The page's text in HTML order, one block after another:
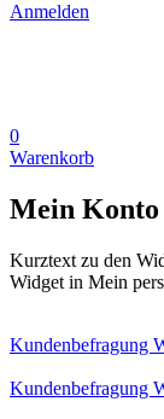
Anmelden
0
Warenkorb
Mein Konto
Kurztext zu den
Widget in Mein
Kundenbefragung
Kundenbefragung